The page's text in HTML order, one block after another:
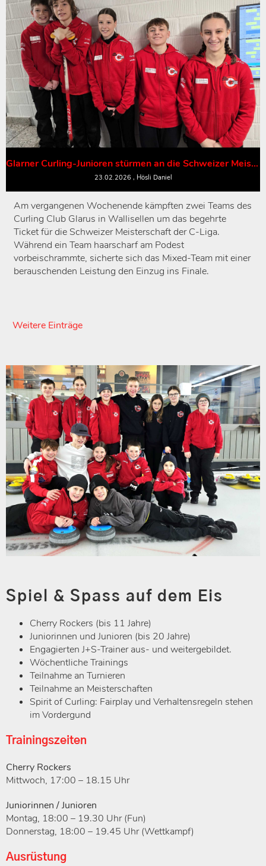
Glarner Curling-Junioren stürmen an die Schweizer Meisterschaft!
23.02.2026 , Hösli Daniel
Am vergangenen Wochenende kämpften zwei Teams des
Curling Club Glarus in Wallisellen um das begehrte
Ticket für die Schweizer Meisterschaft der C-Liga.
Während ein Team haarscharf am Podest
vorbeischrammte, sicherte sich das Mixed-Team mit einer
berauschenden Leistung den Einzug ins Finale.
Weitere Einträge
Spiel & Spass auf dem Eis
Cherry Rockers (bis 11 Jahre)
Juniorinnen und Junioren (bis 20 Jahre)
Engagierten J+S-Trainer aus- und weitergebildet.
Wöchentliche Trainings
Teilnahme an Turnieren
Teilnahme an Meisterschaften
Spirit of Curling: Fairplay und Verhaltensregeln stehen
im Vordergund
Trainingszeiten
Cherry Rockers
Mittwoch, 17:00 – 18.15 Uhr
Juniorinnen / Junioren
Montag, 18:00 – 19.30 Uhr (Fun)
Donnerstag, 18:00 – 19.45 Uhr (Wettkampf)
Ausrüstung